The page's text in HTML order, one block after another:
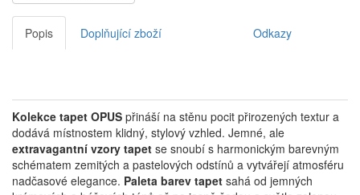
Popis Doplňující zboží Odkazy
Kolekce tapet OPUS přináší na stěnu pocit přirozených textur a
dodává místnostem klidný, stylový vzhled. Jemné, ale
extravagantní vzory tapet se snoubí s harmonickým barevným
schématem zemitých a pastelových odstínů a vytvářejí atmosféru
nadčasové elegance. Paleta barev tapet sahá od jemných